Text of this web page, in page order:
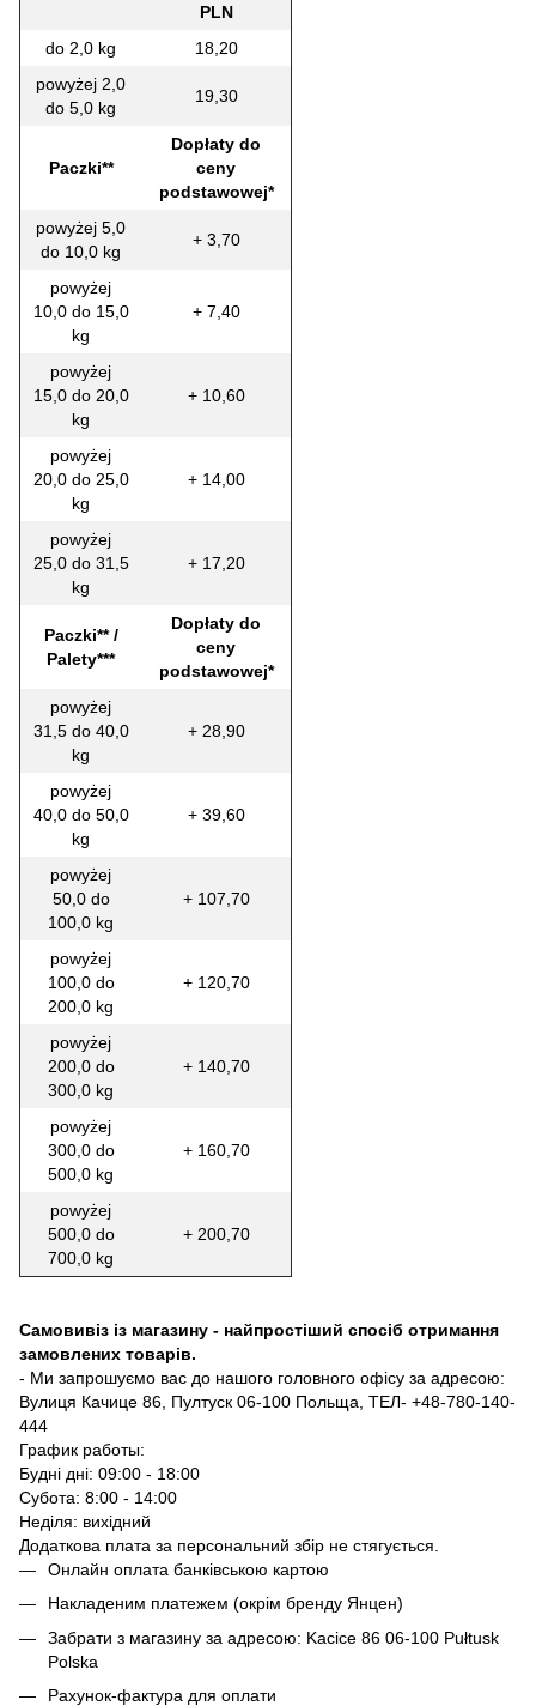
PLN
do 2,0 kg
18,20
powyżej 2,0
do 5,0 kg
19,30
Paczki**
Dopłaty do
ceny
podstawowej*
powyżej 5,0
do 10,0 kg
+ 3,70
powyżej
10,0 do 15,0
kg
+ 7,40
powyżej
15,0 do 20,0
kg
+ 10,60
powyżej
20,0 do 25,0
kg
+ 14,00
powyżej
25,0 do 31,5
kg
+ 17,20
Paczki** /
Palety***
Dopłaty do
ceny
podstawowej*
powyżej
31,5 do 40,0
kg
+ 28,90
powyżej
40,0 do 50,0
kg
+ 39,60
powyżej
50,0 do
100,0 kg
+ 107,70
powyżej
100,0 do
200,0 kg
+ 120,70
powyżej
200,0 do
300,0 kg
+ 140,70
powyżej
300,0 do
500,0 kg
+ 160,70
powyżej
500,0 do
700,0 kg
+ 200,70
Самовивіз із магазину - найпростіший спосіб отримання
замовлених товарів.
- Ми запрошуємо вас до нашого головного офісу за адресою:
Вулиця Качице 86, Пултуск 06-100 Польща, ТЕЛ- +48-780-140-
444
График работы:
Будні дні: 09:00 - 18:00
Субота: 8:00 - 14:00
Неділя: вихідний
Додаткова плата за персональний збір не стягується.
Онлайн оплата банківською картою
Накладеним платежем (окрім бренду Янцен)
Забрати з магазину за адресою: Kacice 86 06-100 Pułtusk
Polska
Рахунок-фактура для оплати